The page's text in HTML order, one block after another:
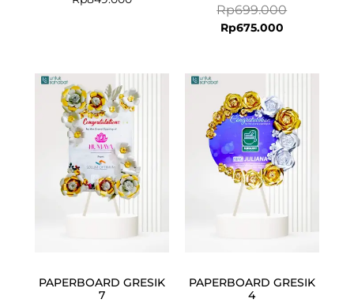
Rp699.000
Rp675.000
PAPERBOARD GRESIK
7
price
price
is:
PAPERBOARD GRESIK
4